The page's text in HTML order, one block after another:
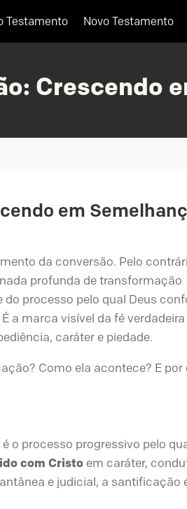
Testamento Novo Testamento
Crescendo
em
da conversão. Pelo
profunda de transformação
do processo pelo qual Deus
a marca visível da fé
caráter e piedade.
Como ela acontece? E por
o processo progressivo pelo
com Cristo em caráter,
e judicial, a santificação